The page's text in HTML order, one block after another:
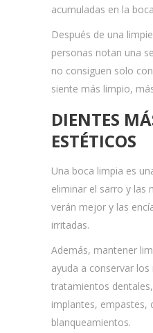
acumuladas en la
Después de una
personas notan una
no consiguen solo
siente más limpio,
DIENTES
ESTÉTICOS
Una boca limpia es
eliminar el sarro y las
verán mejor y las
irritadas.
Además, mantener
ayuda a conservar
tratamientos
implantes, empastes,
blanqueamientos.